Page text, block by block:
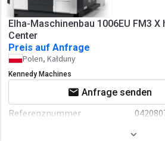
Elha-Maschinenbau 1006EU FM3 X
Center
Preis auf Anfrage
Polen, Kałduny
Kennedy Machines
Anfrage senden
Referenznummer
2023